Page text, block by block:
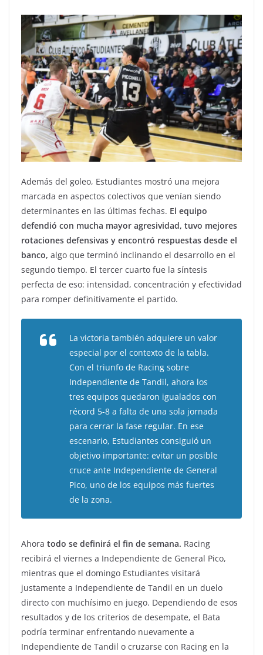
Además del goleo, Estudiantes mostró una mejora
marcada en aspectos colectivos que venían siendo
determinantes en las últimas fechas. El equipo
defendió con mucha mayor agresividad, tuvo mejores
rotaciones defensivas y encontró respuestas desde el
banco, algo que terminó inclinando el desarrollo en el
segundo tiempo. El tercer cuarto fue la síntesis
perfecta de eso: intensidad, concentración y efectividad
para romper definitivamente el partido.
La victoria también adquiere un valor
especial por el contexto de la tabla.
Con el triunfo de Racing sobre
Independiente de Tandil, ahora los
tres equipos quedaron igualados con
récord 5-8 a falta de una sola jornada
para cerrar la fase regular. En ese
escenario, Estudiantes consiguió un
objetivo importante: evitar un posible
cruce ante Independiente de General
Pico, uno de los equipos más fuertes
de la zona.
Ahora todo se definirá el fin de semana. Racing
recibirá el viernes a Independiente de General Pico,
mientras que el domingo Estudiantes visitará
justamente a Independiente de Tandil en un duelo
directo con muchísimo en juego. Dependiendo de esos
resultados y de los criterios de desempate, el Bata
podría terminar enfrentando nuevamente a
Independiente de Tandil o cruzarse con Racing en la